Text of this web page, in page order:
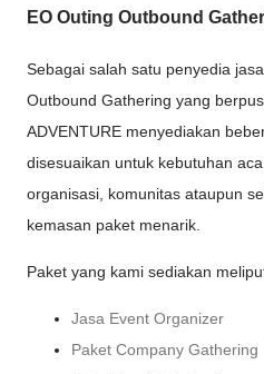
EO Outing Outbound
Sebagai salah satu penyedia
Outbound Gathering yang
ADVENTURE menyediakan
disesuaikan untuk kebutuhan
organisasi, komunitas ataupun
kemasan paket menarik.
Paket yang kami sediakan
Jasa Event Organizer
Paket Company Gathering